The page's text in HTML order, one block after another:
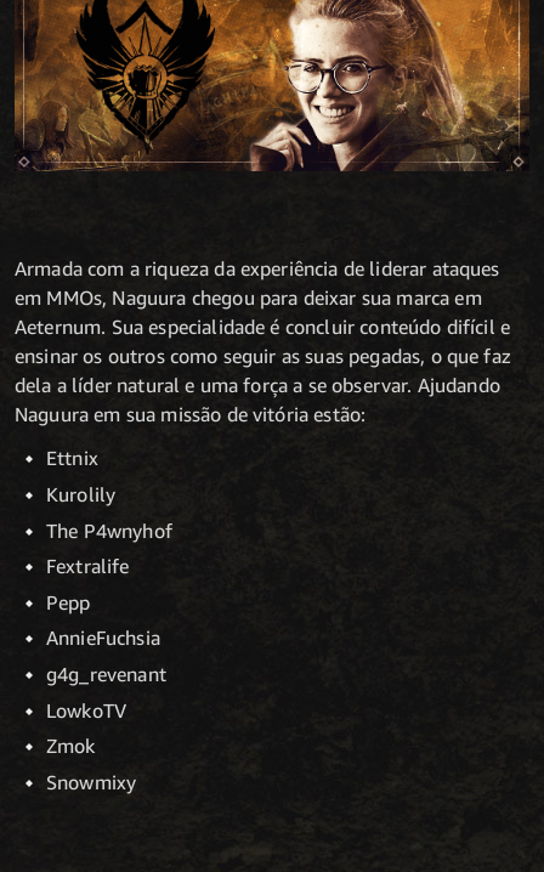
Armada com a riqueza da experiência de liderar ataques
em MMOs, Naguura chegou para deixar sua marca em
Aeternum. Sua especialidade é concluir conteúdo difícil e
ensinar os outros como seguir as suas pegadas, o que faz
dela a líder natural e uma força a se observar. Ajudando
Naguura em sua missão de vitória estão:
Ettnix
Kurolily
The P4wnyhof
Fextralife
Pepp
AnnieFuchsia
g4g_revenant
LowkoTV
Zmok
Snowmixy